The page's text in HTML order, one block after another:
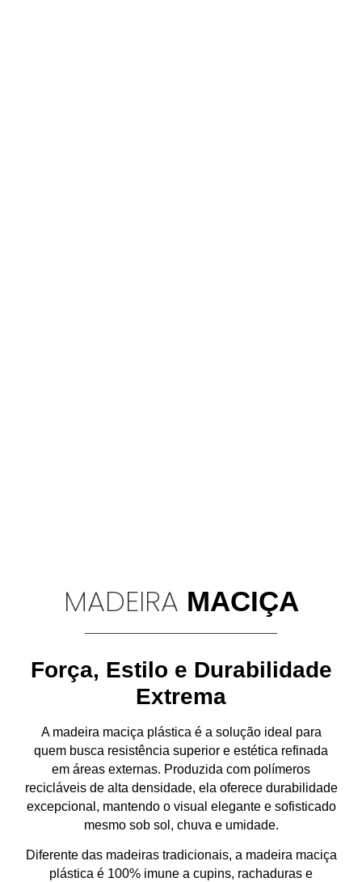
MADEIRA MACIÇA
Força, Estilo e Durabilidade
Extrema
A madeira maciça plástica é a solução ideal para
quem busca resistência superior e estética refinada
em áreas externas. Produzida com polímeros
recicláveis de alta densidade, ela oferece durabilidade
excepcional , mantendo o visual elegante e sofisticado
mesmo sob sol, chuva e umidade.
Diferente das madeiras tradicionais, a madeira maciça
plástica é 100% imune a cupins, rachaduras e